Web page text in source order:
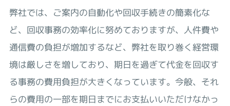
弊社では、ご案内の自動化や回収手続きの簡素化な
ど、回収事務の効率化に努めておりますが、人件費や
通信費の負担が増加するなど、弊社を取り巻く経営環
境は厳しさを増しており、期日を過ぎて代金を回収す
る事務の費用負担が大きくなっています。今般、それ
らの費用の一部を期日までにお支払いいただけなかっ